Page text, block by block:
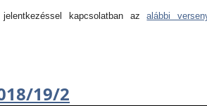
kapcsolatban azalábbi
19/2